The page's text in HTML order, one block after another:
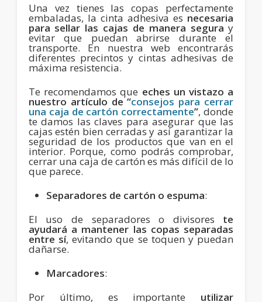
Una vez tienes las copas perfectamente
embaladas, la cinta adhesiva es necesaria
para sellar las cajas de manera segura y
evitar que puedan abrirse durante el
transporte. En nuestra web encontrarás
diferentes precintos y cintas adhesivas de
máxima resistencia.
Te recomendamos que eches un vistazo a
nuestro artículo de “consejos para cerrar
una caja de cartón correctamente”, donde
te damos las claves para asegurar que las
cajas estén bien cerradas y así garantizar la
seguridad de los productos que van en el
interior. Porque, como podrás comprobar,
cerrar una caja de cartón es más difícil de lo
que parece.
Separadores de cartón o espuma:
El uso de separadores o divisores te
ayudará a mantener las copas separadas
entre sí, evitando que se toquen y puedan
dañarse.
Marcadores:
Por último, es importante utilizar